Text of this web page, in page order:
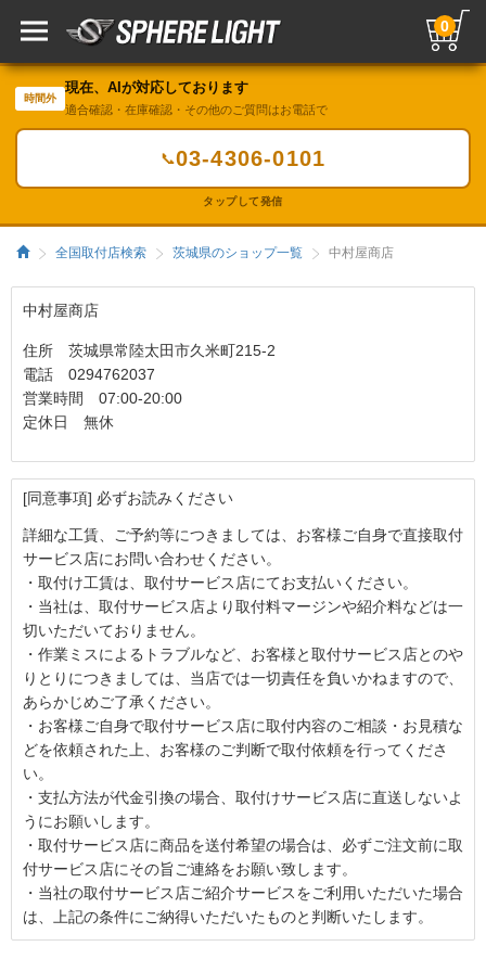
0
時間外
現在、AIが対応しております
適合確認・在庫確認・その他のご質問はお電話で
📞03-4306-0101
タップして発信
全国取付店検索 茨城県のショップ一覧 中村屋商店
中村屋商店
住所 茨城県常陸太田市久米町215-2
電話 0294762037
営業時間 07:00-20:00
定休日 無休
[同意事項] 必ずお読みください
詳細な工賃、ご予約等につきましては、お客様ご自身で直接取付
サービス店にお問い合わせください。
・取付け工賃は、取付サービス店にてお支払いください。
・当社は、取付サービス店より取付料マージンや紹介料などは一
切いただいておりません。
・作業ミスによるトラブルなど、お客様と取付サービス店とのや
りとりにつきましては、当店では一切責任を負いかねますので、
あらかじめご了承ください。
・お客様ご自身で取付サービス店に取付内容のご相談・お見積な
どを依頼された上、お客様のご判断で取付依頼を行ってくださ
い。
・支払方法が代金引換の場合、取付けサービス店に直送しないよ
うにお願いします。
・取付サービス店に商品を送付希望の場合は、必ずご注文前に取
付サービス店にその旨ご連絡をお願い致します。
・当社の取付サービス店ご紹介サービスをご利用いただいた場合
は、上記の条件にご納得いただいたものと判断いたします。